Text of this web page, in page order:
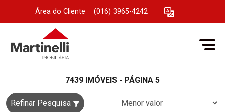
Área do Cliente (016) 3965-4242
7439 IMÓVEIS - PÁGINA 5
Refinar Pesquisa